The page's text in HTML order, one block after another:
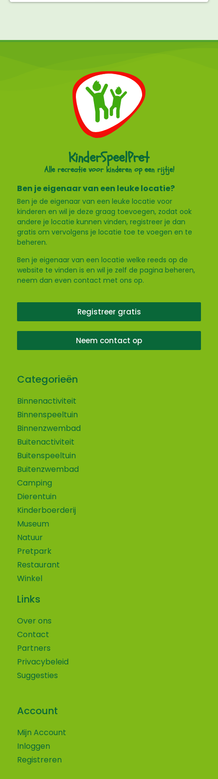
KinderSpeelPret
Alle recreatie voor kinderen op een rijtje!
Ben je eigenaar van een leuke locatie?
Ben je de eigenaar van een leuke locatie voor
kinderen en wil je deze graag toevoegen, zodat ook
andere je locatie kunnen vinden, registreer je dan
gratis om vervolgens je locatie toe te voegen en te
beheren.
Ben je eigenaar van een locatie welke reeds op de
website te vinden is en wil je zelf de pagina beheren,
neem dan even contact met ons op.
Registreer gratis
Neem contact op
Categorieën
Binnenactiviteit
Binnenspeeltuin
Binnenzwembad
Buitenactiviteit
Buitenspeeltuin
Buitenzwembad
Camping
Dierentuin
Kinderboerderij
Museum
Natuur
Pretpark
Restaurant
Winkel
Links
Over ons
Contact
Partners
Privacybeleid
Suggesties
Account
Mijn Account
Inloggen
Registreren
Wij maken gebruik van cookies
Volg ons op social media!